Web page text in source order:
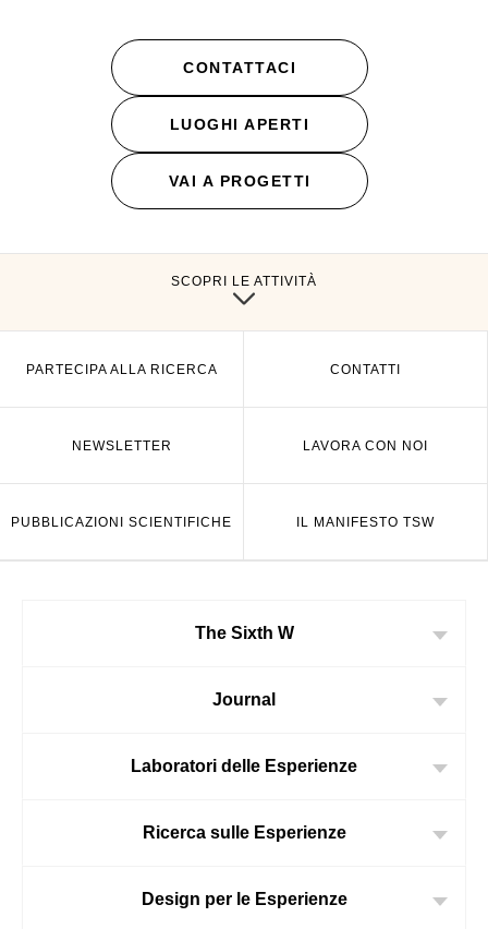
CONTATTACI
LUOGHI APERTI
VAI A PROGETTI
SCOPRI LE ATTIVITÀ
PARTECIPA ALLA RICERCA CONTATTI
NEWSLETTER LAVORA CON NOI
PUBBLICAZIONI SCIENTIFICHE IL MANIFESTO TSW
The Sixth W
Journal
Laboratori delle Esperienze
Ricerca sulle Esperienze
Design per le Esperienze